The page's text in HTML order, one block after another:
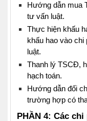
Hướng dẫn mua
tư vấn luật.
Thực hiện khấu
khấu hao vào
luật.
Thanh lý TSCĐ,
hạch toán.
Hướng dẫn đối
trường hợp có
PHẦN 4: Các chi